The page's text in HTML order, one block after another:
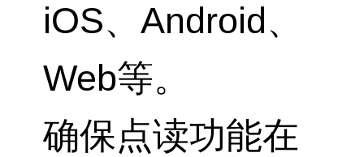
iOS、Android、
Web等。
确保点读功能在